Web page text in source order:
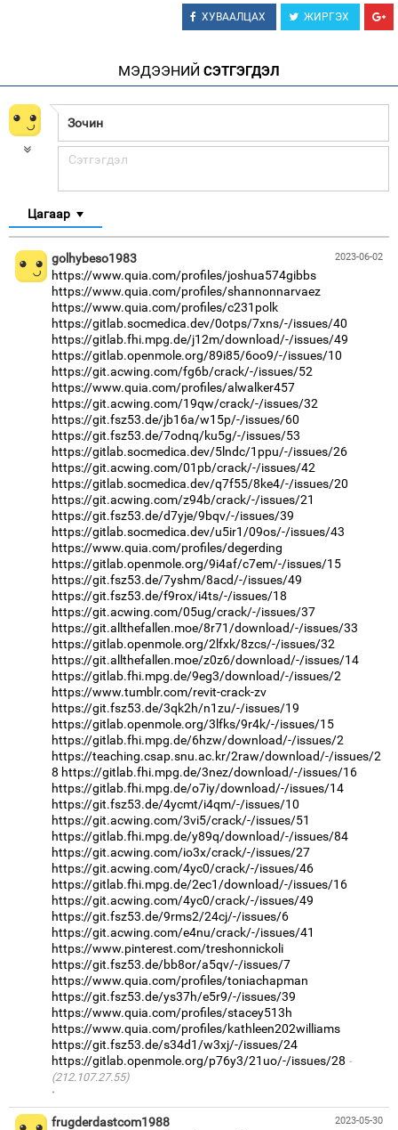
ХУВААЛЦАХ ЖИРГЭХ
МЭДЭЭНИЙ СЭТГЭГДЭЛ
Цагаар
2023-06-02
golhybeso1983
https://www.quia.com/profiles/joshua574gibbs
https://www.quia.com/profiles/shannonnarvaez
https://www.quia.com/profiles/c231polk
https://gitlab.socmedica.dev/0otps/7xns/-/issues/40
https://gitlab.fhi.mpg.de/j12m/download/-/issues/49
https://gitlab.openmole.org/89i85/6oo9/-/issues/10
https://git.acwing.com/fg6b/crack/-/issues/52
https://www.quia.com/profiles/alwalker457
https://git.acwing.com/19qw/crack/-/issues/32
https://git.fsz53.de/jb16a/w15p/-/issues/60
https://git.fsz53.de/7odnq/ku5g/-/issues/53
https://gitlab.socmedica.dev/5lndc/1ppu/-/issues/26
https://git.acwing.com/01pb/crack/-/issues/42
https://gitlab.socmedica.dev/q7f55/8ke4/-/issues/20
https://git.acwing.com/z94b/crack/-/issues/21
https://git.fsz53.de/d7yje/9bqv/-/issues/39
https://gitlab.socmedica.dev/u5ir1/09os/-/issues/43
https://www.quia.com/profiles/degerding
https://gitlab.openmole.org/9i4af/c7em/-/issues/15
https://git.fsz53.de/7yshm/8acd/-/issues/49
https://git.fsz53.de/f9rox/i4ts/-/issues/18
https://git.acwing.com/05ug/crack/-/issues/37
https://git.allthefallen.moe/8r71/download/-/issues/33
https://gitlab.openmole.org/2lfxk/8zcs/-/issues/32
https://git.allthefallen.moe/z0z6/download/-/issues/14
https://gitlab.fhi.mpg.de/9eg3/download/-/issues/2
https://www.tumblr.com/revit-crack-zv
https://git.fsz53.de/3qk2h/n1zu/-/issues/19
https://gitlab.openmole.org/3lfks/9r4k/-/issues/15
https://gitlab.fhi.mpg.de/6hzw/download/-/issues/2
https://teaching.csap.snu.ac.kr/2raw/download/-/issues/2
8 https://gitlab.fhi.mpg.de/3nez/download/-/issues/16
https://gitlab.fhi.mpg.de/o7iy/download/-/issues/14
https://git.fsz53.de/4ycmt/i4qm/-/issues/10
https://git.acwing.com/3vi5/crack/-/issues/51
https://gitlab.fhi.mpg.de/y89q/download/-/issues/84
https://git.acwing.com/io3x/crack/-/issues/27
https://git.acwing.com/4yc0/crack/-/issues/46
https://gitlab.fhi.mpg.de/2ec1/download/-/issues/16
https://git.acwing.com/4yc0/crack/-/issues/49
https://git.fsz53.de/9rms2/24cj/-/issues/6
https://git.acwing.com/e4nu/crack/-/issues/41
https://www.pinterest.com/treshonnickoli
https://git.fsz53.de/bb8or/a5qv/-/issues/7
https://www.quia.com/profiles/toniachapman
https://git.fsz53.de/ys37h/e5r9/-/issues/39
https://www.quia.com/profiles/stacey513h
https://www.quia.com/profiles/kathleen202williams
https://git.fsz53.de/s34d1/w3xj/-/issues/24
https://gitlab.openmole.org/p76y3/21uo/-/issues/28
(212.107.27.55)
·
2023-05-30
frugderdastcom1988